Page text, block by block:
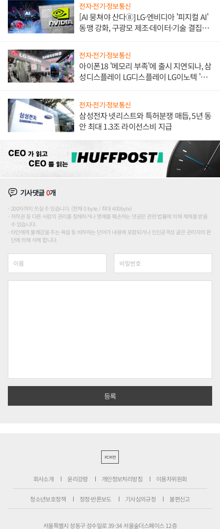
전자·전기·정보통신
[AI 뭉쳐야 산다⑧] LG·엔비디아 '피지컬 AI'
동맹 강화, 구광모 제조·데이터·기술 결집
전자·전기·정보통신
아이폰18 '메모리 부족'에 출시 지연되나, 삼
성디스플레이 LG디스플레이 LG이노텍 '탈
전자·전기·정보통신
삼성전자 넷리스트와 특허분쟁 매듭, 5년 동
안 최대 1.3조 라이선스비 지급
기사댓글0개
200자까지 쓰실 수 있습니다. (현재 0 byte / 최대 400byte)
저작권 등 다른 사람의 권리를 침해하거나 명예를 훼손하는 댓글은 관련 법률에 의해 제재를 받을
수 있습니다.
타인에게 불쾌감을 주는 욕설 등 비하하는 단어가 내용에 포함되거나 인신공격성 글은 관리자의 판
단에 의해 삭제 합니다.
PC버전
회사소개 윤리강령 개인정보처리방침 이용자위원회
청소년보호정책 정정·반론보도 기사심의규정 불편신고
서울특별시 성동구 성수일로 39-34 서울숲더스페이스 12층